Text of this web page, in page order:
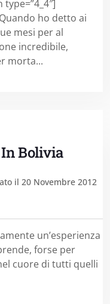
ho detto ai
mesi per al
incredibile,
morta...
In Bolivia
il 20 Novembre 2012
un’esperienza
forse per
cuore di tutti quelli